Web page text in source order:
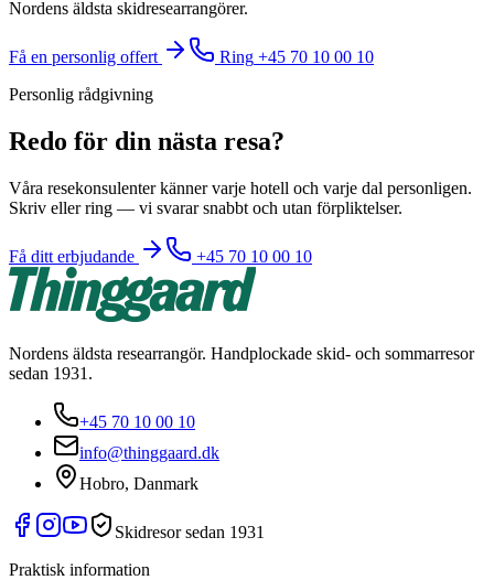
Nordens äldsta skidresearrangörer.
Få en personlig offert Ring +45 70 10 00 10
Personlig rådgivning
Redo för din nästa resa?
Våra resekonsulenter känner varje hotell och varje dal personligen.
Skriv eller ring — vi svarar snabbt och utan förpliktelser.
Få ditt erbjudande +45 70 10 00 10
Nordens äldsta researrangör. Handplockade skid- och sommarresor
sedan 1931.
+45 70 10 00 10
info@thinggaard.dk
Hobro, Danmark
Skidresor sedan 1931
Praktisk information